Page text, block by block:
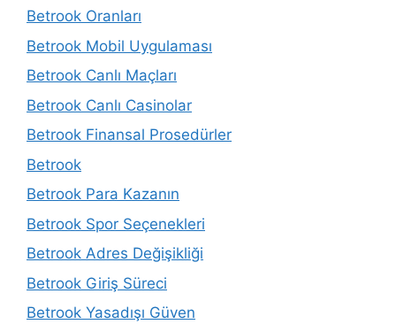
Betrook Oranları
Betrook Mobil Uygulaması
Betrook Canlı Maçları
Betrook Canlı Casinolar
Betrook Finansal Prosedürler
Betrook
Betrook Para Kazanın
Betrook Spor Seçenekleri
Betrook Adres Değişikliği
Betrook Giriş Süreci
Betrook Yasadışı Güven